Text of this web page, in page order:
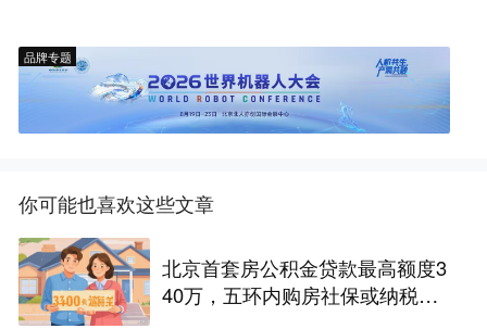
品牌专题
你可能也喜欢这些文章
北京首套房公积金贷款最高额度3
40万，五环内购房社保或纳税满